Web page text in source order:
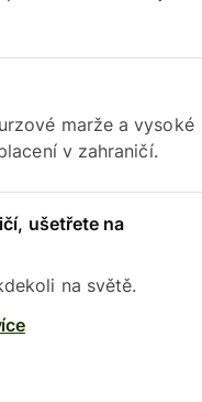
marže a vysoké
v zahraničí.
ušetřete na
na světě.